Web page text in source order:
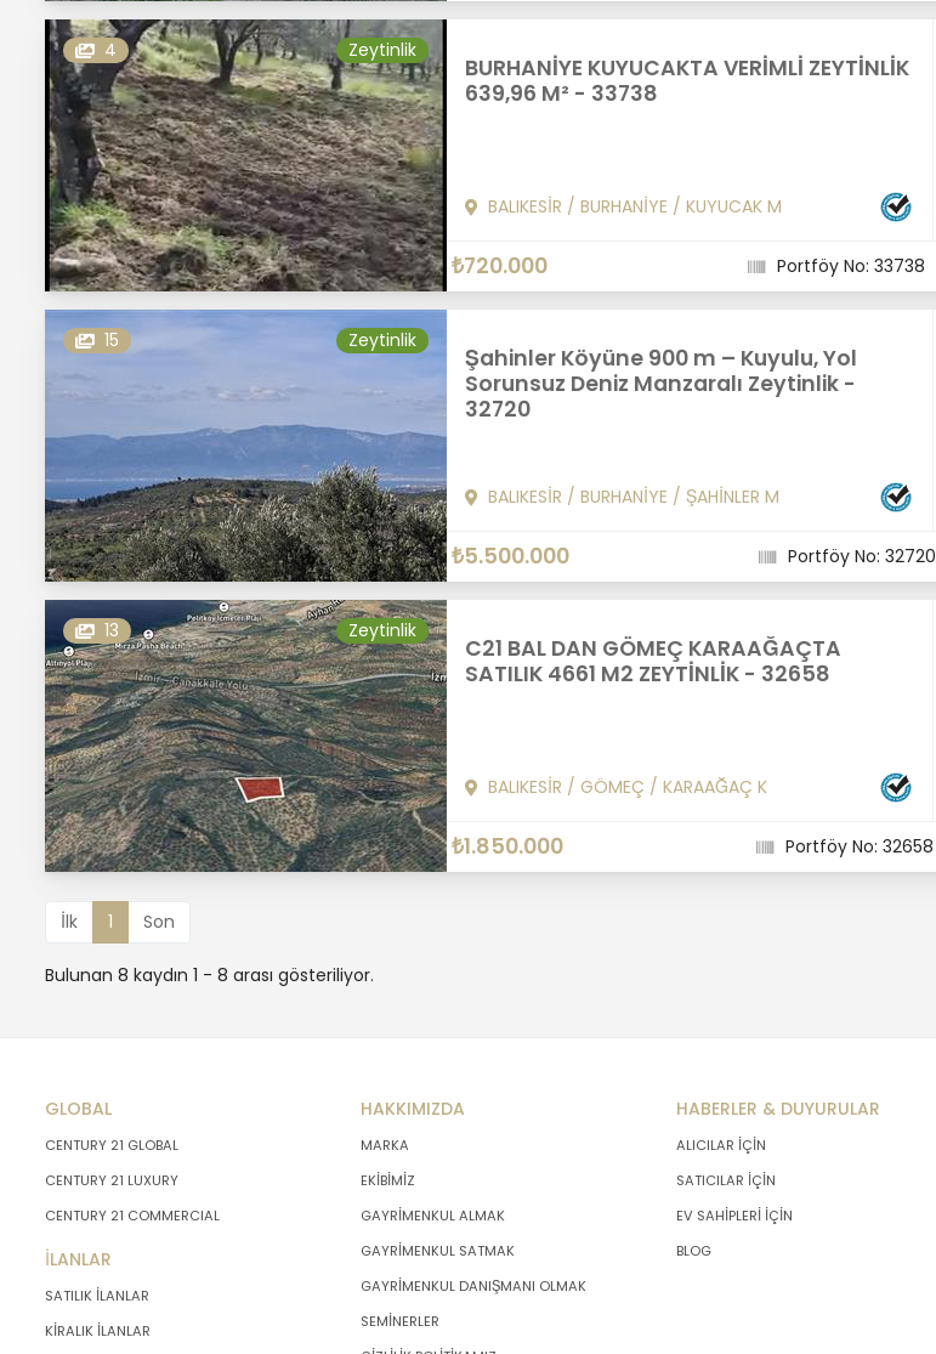
4 Zeytinlik
BURHANİYE KUYUCAKTA VERİMLİ ZEYTİNLİK
639,96 M² - 33738
BALIKESİR / BURHANİYE / KUYUCAK M
₺720.000 Portföy No: 33738
15 Zeytinlik
Şahinler Köyüne 900 m – Kuyulu, Yol
Sorunsuz Deniz Manzaralı Zeytinlik -
32720
BALIKESİR / BURHANİYE / ŞAHİNLER M
₺5.500.000 Portföy No: 32720
13 Zeytinlik
C21 BAL DAN GÖMEÇ KARAAĞAÇTA
SATILIK 4661 M2 ZEYTİNLİK - 32658
BALIKESİR / GÖMEÇ / KARAAĞAÇ K
₺1.850.000 Portföy No: 32658
İlk 1 Son
Bulunan 8 kaydın 1 - 8 arası gösteriliyor.
GLOBAL
CENTURY 21 GLOBAL
CENTURY 21 LUXURY
CENTURY 21 COMMERCIAL
İLANLAR
SATILIK İLANLAR
KİRALIK İLANLAR
HAKKIMIZDA
MARKA
EKİBİMİZ
GAYRİMENKUL ALMAK
GAYRİMENKUL SATMAK
GAYRİMENKUL DANIŞMANI OLMAK
SEMİNERLER
HABERLER & DUYURULAR
ALICILAR İÇİN
SATICILAR İÇİN
EV SAHİPLERİ İÇİN
BLOG